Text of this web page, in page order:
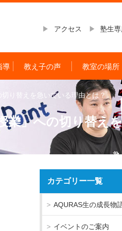
アクセス 塾生専
導 教え子の声 教室の場所
り替えを急いでいる理由とは？
業」への切り替え
カテゴリー一覧
AQURAS生の成長物
イベントのご案内